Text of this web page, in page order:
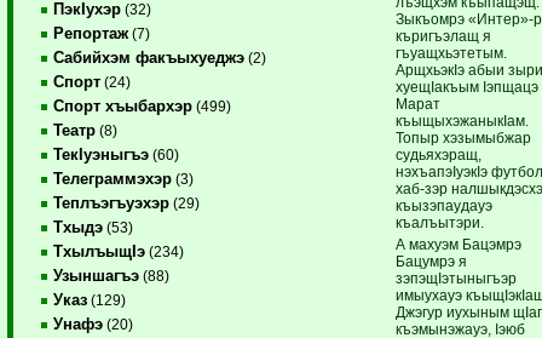
ПэкIухэр (32)
Репортаж (7)
Сабийхэм факъыхуеджэ (2)
Спорт (24)
Спорт хъыбархэр (499)
Театр (8)
ТекIуэныгъэ (60)
Телеграммэхэр (3)
Теплъэгъуэхэр (29)
Тхыдэ (53)
ТхылъыщIэ (234)
Узыншагъэ (88)
Указ (129)
Унафэ (20)
Зыкъомрэ «Интер»-р
къригъэлащ я
гъуащхьэтетым.
АрщхьэкIэ абыи
хуещIакъым Iэпщацэ
Марат
къыщыхэжаныкIам.
Топыр хэзымыбжар
судьяхэращ,
нэхъапэIуэкIэ
хаб-зэр
къызэпаудауэ
къалъытэри.
А махуэм Бацэмрэ
Бацумрэ я
зэпэщIэтыныгъэр
имыухауэ
Джэгур иухыным
къэмынэжауэ, Iэюб